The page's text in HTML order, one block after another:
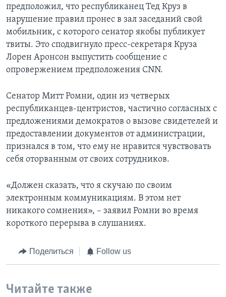
предположил, что республиканец Тед Круз в
нарушение правил пронес в зал заседаний свой
мобильник, с которого сенатор якобы публикует
твиты. Это сподвигнуло пресс-секретаря Круза
Лорен Аронсон выпустить сообщение с
опровержением предположения CNN.
Сенатор Митт Ромни, один из четверых
республиканцев-центристов, частично согласных с
предложениями демократов о вызове свидетелей и
предоставлении документов от администрации,
признался в том, что ему не нравится чувствовать
себя оторванным от своих сотрудников.
«Должен сказать, что я скучаю по своим
электронным коммуникациям. В этом нет
никакого сомнения», – заявил Ромни во время
короткого перерыва в слушаниях.
Поделиться Follow us
Читайте также